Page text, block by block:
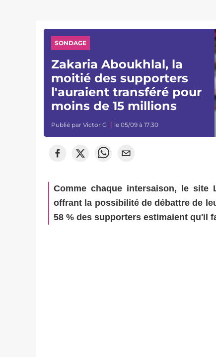
SONDAGE
Zakaria Aboukhlal, la
moitié des supporters
l'auraient transféré pour
moins de 15 millions
Publié parVictor G le 05/09 à 17:30
Comme chaque intersaison, le site
offrant la possibilité de débattre de
58 % des supporters estimaient qu'il